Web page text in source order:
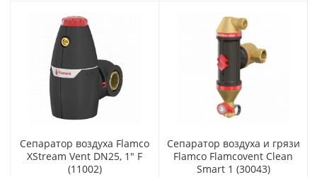
Сепаратор воздуха Flamco
XStream Vent DN25, 1" F
(11002)
Сепаратор воздуха и грязи
Flamco Flamcovent Clean
Smart 1 (30043)